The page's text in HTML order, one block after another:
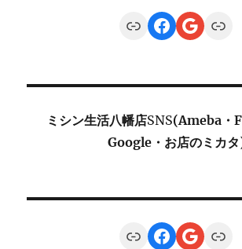
LinkFacebook
Google
Link
ミシン生活八幡店SNS(Ameba・
Google・お店のミカ
LinkFacebook
Google
Link